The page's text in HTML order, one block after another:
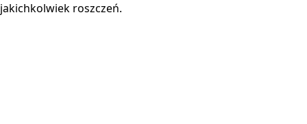
jakichkolwiek roszczeń.